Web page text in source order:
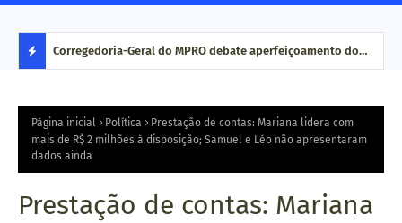
S
T
ação Corregedoria-Geral do MPRO debate aperfeiçoamento do
congresso nacional
Página inicial Política
Prestação de contas: Mariana lidera com
mais de R$ 2 milhões à disposição; Samuel e Léo não apresentaram
dados ainda
Prestação de contas: Mariana